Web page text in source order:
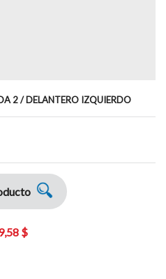
2 / DELANTERO IZQUIERDO
$